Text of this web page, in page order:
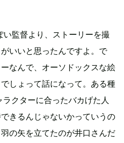
い監督より、ストーリーを撮
いいと思ったんですよ。で
なんで、オーソドックスな絵
しょって話になって。ある種
クターに合ったバカげた人
きるんじゃないかっていうの
の矢を立てたのが井口さんだ